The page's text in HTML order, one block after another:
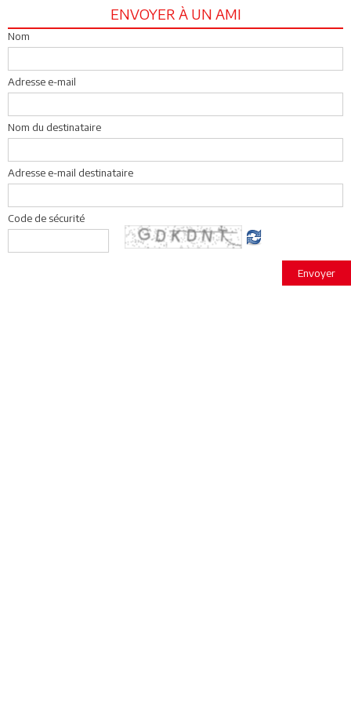
ENVOYER À UN AMI
Nom
Adresse e-mail
Nom du destinataire
Adresse e-mail destinataire
Code de sécurité
Envoyer